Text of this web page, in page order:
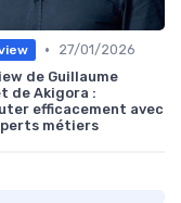
•
27/01/2026
de Guillaume
de Akigora :
efficacement avec
métiers